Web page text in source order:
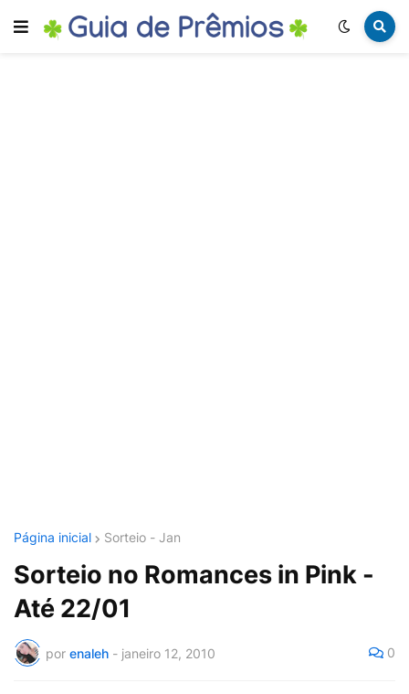
Página inicial Sorteio - Jan
Sorteio no Romances in Pink -
Até 22/01
por enaleh - janeiro 12, 2010 0